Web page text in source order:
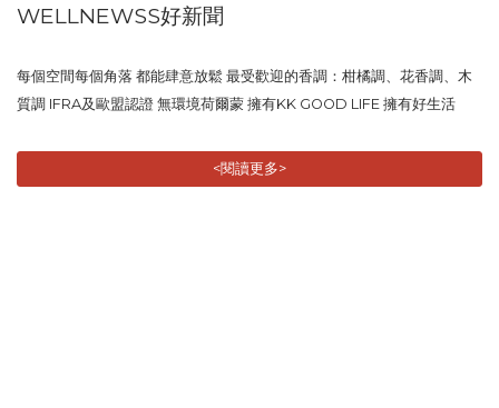
WELLNEWSS好新聞
每個空間每個角落 都能肆意放鬆 最受歡迎的香調：柑橘調、花香調、木
質調 IFRA及歐盟認證 無環境荷爾蒙 擁有KK GOOD LIFE 擁有好生活
<閱讀更多>